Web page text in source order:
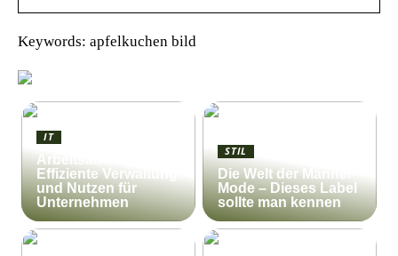
Keywords: apfelkuchen bild
IT
Arbeitsauftrag:
Effiziente Verwaltung
und Nutzen für
Unternehmen
STIL
Die Welt der Männer-
Mode – Dieses Label
sollte man kennen